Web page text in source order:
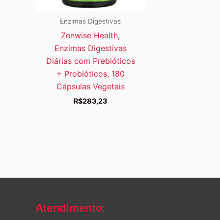
Enzimas Digestivas
Zenwise Health,
Enzimas Digestivas
Diárias com Prebióticos
+ Probióticos, 180
Cápsulas Vegetais
R$283,23
Atendimento: